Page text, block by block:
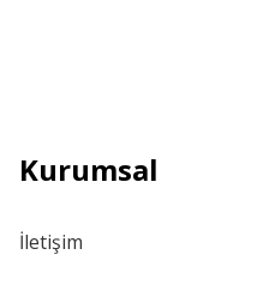
Kurumsal
İletişim